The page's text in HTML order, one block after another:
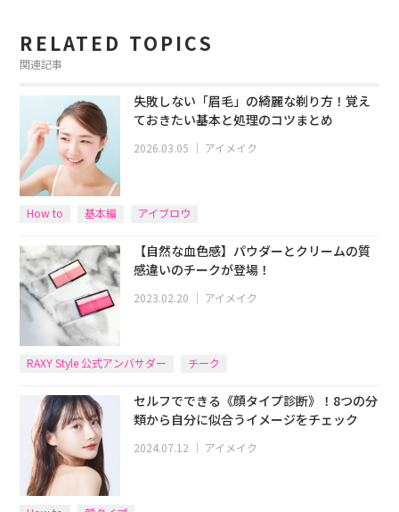
RELATED TOPICS
関連記事
失敗しない「眉毛」の綺麗な剃り方！覚え
ておきたい基本と処理のコツまとめ
2026.03.05 ｜ アイメイク
How to 基本編 アイブロウ
【自然な血色感】パウダーとクリームの質
感違いのチークが登場！
2023.02.20 ｜ アイメイク
RAXY Style 公式アンバサダー チーク
セルフでできる《顔タイプ診断》！8つの分
類から自分に似合うイメージをチェック
2024.07.12 ｜ アイメイク